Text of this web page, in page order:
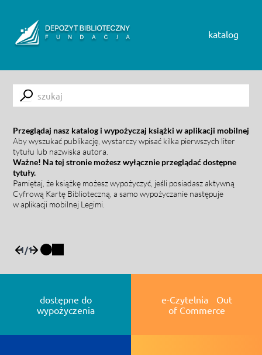
katalog
Submit
Przeglądaj nasz katalog i wypożyczaj książki w aplikacji mobilnej
Aby wyszukać publikację, wystarczy wpisać kilka pierwszych liter
tytułu lub nazwiska autora.
Ważne! Na tej stronie możesz wyłącznie przeglądać dostępne
tytuły.
Pamiętaj, że książkę możesz wypożyczyć, jeśli posiadasz aktywną
Cyfrową Kartę Biblioteczną, a samo wypożyczanie następuje
w aplikacji mobilnej Legimi.
1/1
dostępne do
wypożyczenia
e-Czytelnia Out
of Commerce